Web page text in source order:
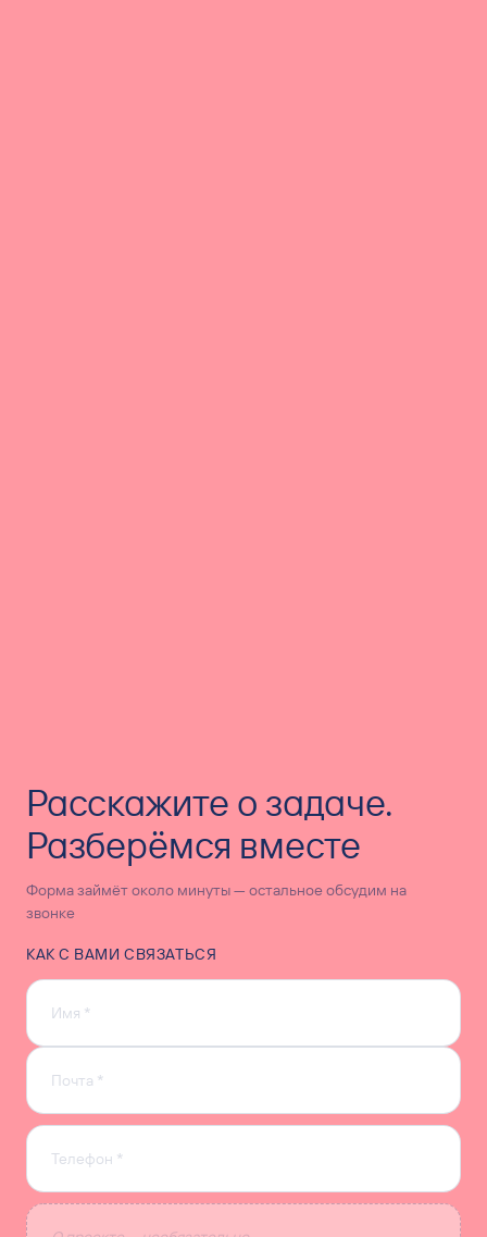
Расскажите о задаче.
Разберёмся вместе
Форма займёт около минуты — остальное обсудим на
звонке
КАК С ВАМИ СВЯЗАТЬСЯ